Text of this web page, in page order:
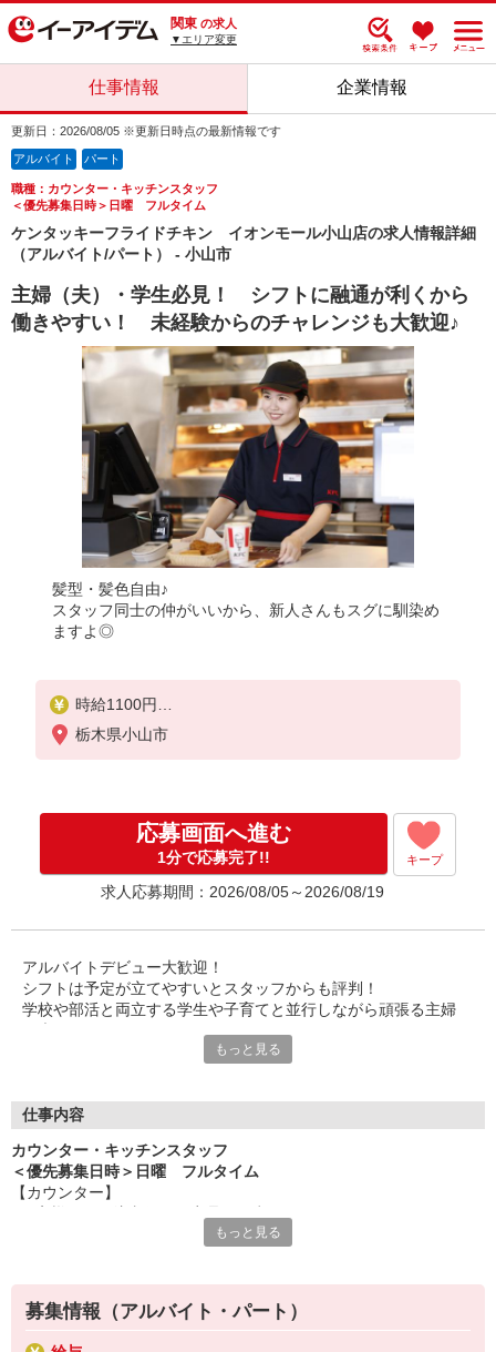
関東 の求人
▼エリア変更
仕事情報 企業情報
更新日：2026/08/05 ※更新日時点の最新情報です
アルバイト パート
職種：カウンター・キッチンスタッフ
＜優先募集日時＞日曜 フルタイム
ケンタッキーフライドチキン イオンモール小山店の求人情報詳細
（アルバイト/パート） - 小山市
主婦（夫）・学生必見！ シフトに融通が利くから
働きやすい！ 未経験からのチャレンジも大歓迎♪
髪型・髪色自由♪
スタッフ同士の仲がいいから、新人さんもスグに馴染め
ますよ◎
時給1100円
＜高校生＞時給1070円
栃木県小山市
応募画面へ進む
1分で応募完了!! キープ
求人応募期間：2026/08/05～2026/08/19
アルバイトデビュー大歓迎！
シフトは予定が立てやすいとスタッフからも評判！
学校や部活と両立する学生や子育てと並行しながら頑張る主婦
みんなから「働きやすい！」という声が上がっています♪
＜ 未経験でも心配ナシ ＞
先輩によるレクチャーもあるので、
久しぶりのお仕事のパートさんや初アルバイトの学生さんも安心
です♪
オトクな従業員割引があるのも必見！まずは気軽にご応募を☆
もっと見る
仕事内容
カウンター・キッチンスタッフ
＜優先募集日時＞日曜 フルタイム
【カウンター】
【キッチン】 ※対面や接客はなし！
■チキンの調理
もっと見る
募集情報（アルバイト・パート）